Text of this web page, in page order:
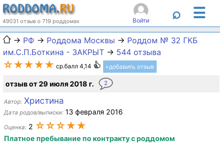
49031 отзыв о 719 роддомах Войти ⌕ ☰
→ РФ → Роддома Москвы → Роддом № 32 ГКБ
им.С.П.Боткина - ЗАКРЫТ → 544 отзыва
☆★★★★ ср.балл 4,14 +добавить отзыв
отзыв от 29 июля 2018 г. 2
Автор: Христина
Дата родов/выписки: 13 февраля 2016
Оценка: 2 ☆☆☆★★
Платное пребывание по контракту с роддомом